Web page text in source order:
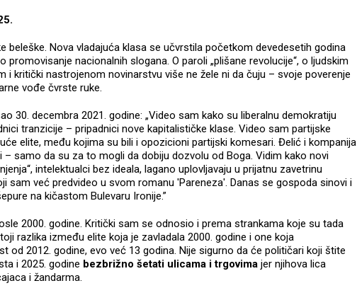
beleške. Nova vladajuća klasa se učvrstila početkom devedesetih godina
promovisanje nacionalnih slogana. O paroli „plišane revolucije“, o ljudskim
i kritički nastrojenom novinarstvu više ne žele ni da čuju – svoje poverenje
vođe čvrste ruke.
30. decembra 2021. godine: „Video sam kako su liberalnu demokratiju
tranzicije – pripadnici nove kapitalističke klase. Video sam partijske
elite, među kojima su bili i opozicioni partijski komesari. Đelić i kompanija
– samo da su za to mogli da dobiju dozvolu od Boga. Vidim kako novi
intelektualci bez ideala, lagano uplovljavaju u prijatnu zavetrinu
sam već predvideo u svom romanu 'Pareneza'. Danas se gospoda sinovi i
na kičastom Bulevaru Ironije.”
2000. godine. Kritički sam se odnosio i prema strankama koje su tada
razlika između elite koja je zavladala 2000. godine i one koja
od 2012. godine, evo već 13 godina. Nije sigurno da će političari koji štite
i 2025. godine bezbrižno šetati ulicama i trgovima jer njihova lica
i žandarma.